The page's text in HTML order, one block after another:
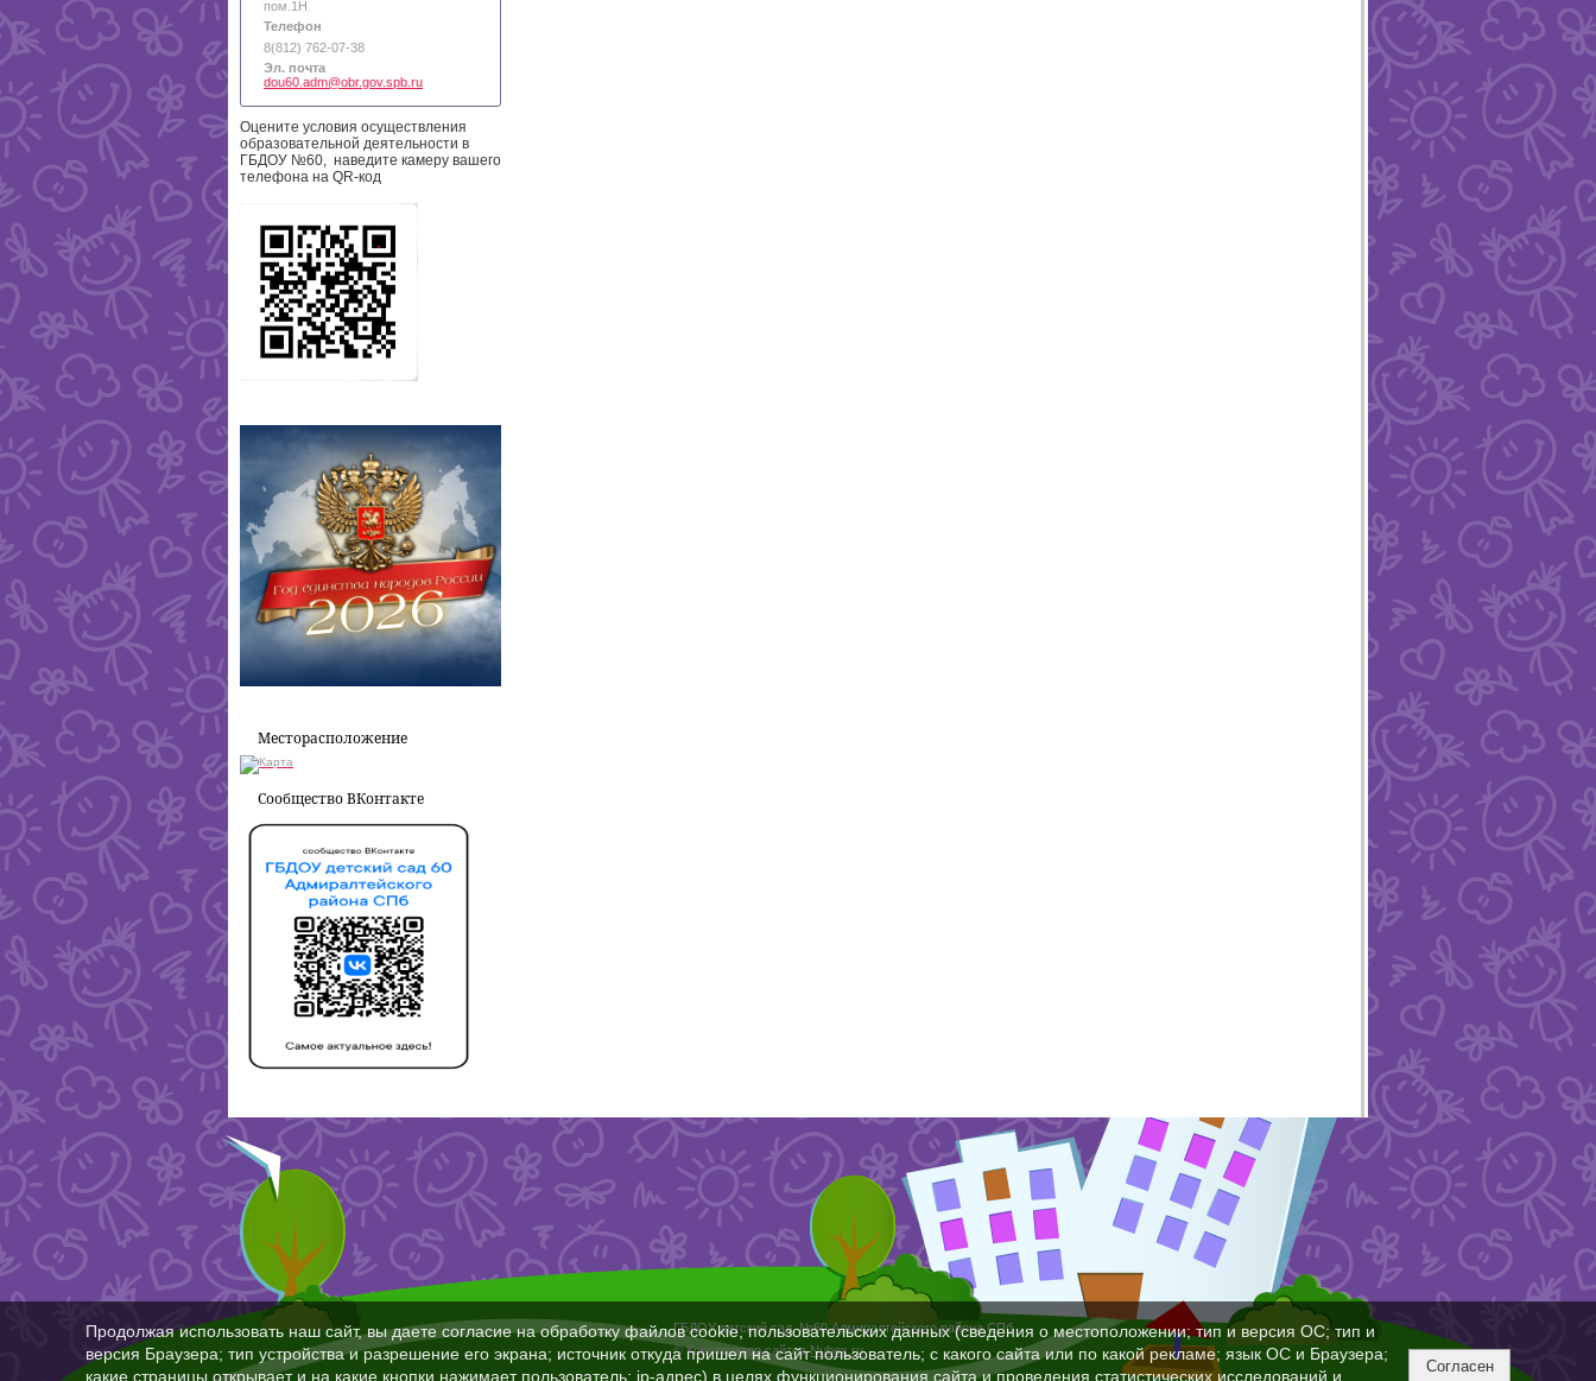
пом.1Н
Телефон
8(812) 762-07-38
Эл. почта
dou60.adm@obr.gov.spb.ru
Оцените условия осуществления
образовательной деятельности в
ГБДОУ №60, наведите камеру вашего
телефона на QR-код
Месторасположение
Сообщество ВКонтакте
ГБДОУ детский сад №60 Адмиралтейского района СПб
© Конструктор сайтовNubex.ru
Продолжая использовать наш сайт, вы даете согласие на обработку файлов cookie, пользовательских данных (сведения о местоположении; тип и версия ОС; тип и
версия Браузера; тип устройства и разрешение его экрана; источник откуда пришел на сайт пользователь; с какого сайта или по какой рекламе; язык ОС и Браузера;
какие страницы открывает и на какие кнопки нажимает пользователь; ip-адрес) в целях функционирования сайта и проведения статистических исследований и
Согласен